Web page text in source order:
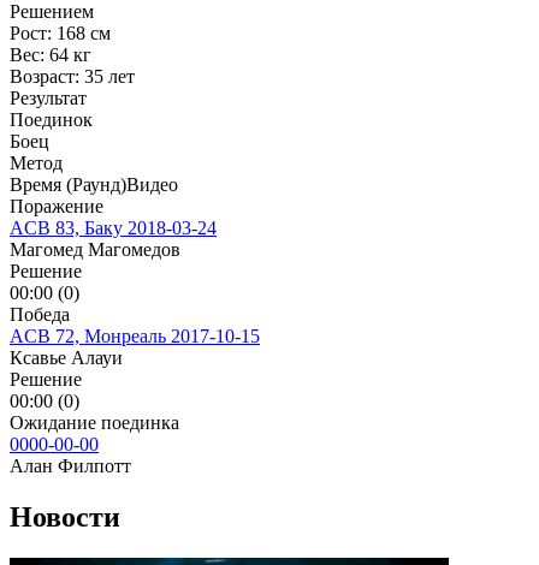
Решением
Рост: 168 см
Вес: 64 кг
Возраст: 35 лет
Результат
Поединок
Боец
Метод
Время (Раунд)Видео
Поражение
ACB 83, Баку 2018-03-24
Магомед Магомедов
Решение
00:00 (0)
Победа
ACB 72, Монреаль 2017-10-15
Ксавье Алауи
Решение
00:00 (0)
Ожидание поединка
0000-00-00
Алан Филпотт
Новости